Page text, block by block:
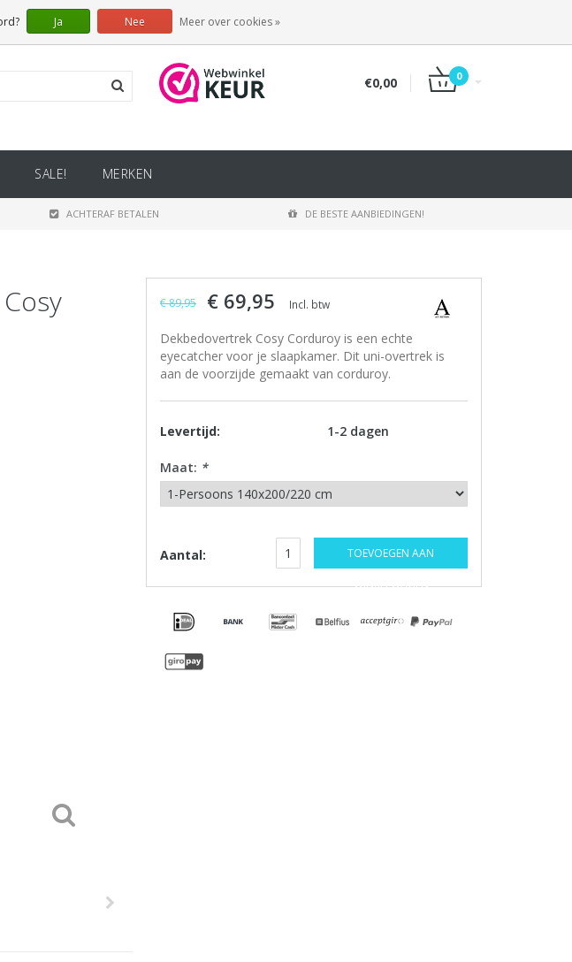
€0,00 0
SALE! MERKEN
ACHTERAF BETALEN DE BESTE AANBIEDINGEN!
€ 89,95 € 69,95 Incl. btw
Dekbedovertrek Cosy Corduroy is een echte
eyecatcher voor je slaapkamer. Dit uni-overtrek is
aan de voorzijde gemaakt van corduroy.
Levertijd: 1-2 dagen
Maat: *
Aantal: TOEVOEGEN AAN
WINKELWAGEN
Ja Nee Meer over cookies »